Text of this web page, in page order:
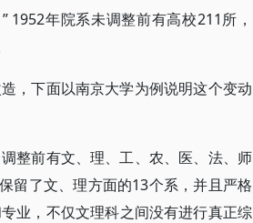
年院系未调整前有高校211所，
，下面以南京大学为例说明这个变动
整前有文、理、工、农、医、法、师
留了文、理方面的13个系，并且严格
业，不仅文理科之间没有进行真正综